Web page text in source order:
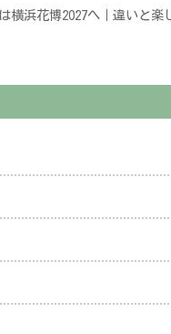
横浜花博2027へ｜違いと楽